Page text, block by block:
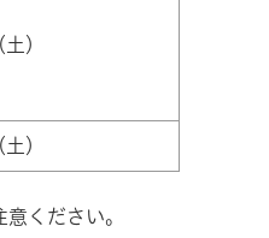
）
）
ください。